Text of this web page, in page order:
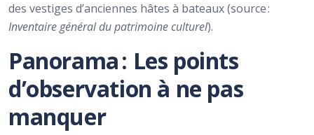
des vestiges d’anciennes hâtes à bateaux (source :
Inventaire général du patrimoine culturel).
Panorama : Les points
d’observation à ne pas
manquer